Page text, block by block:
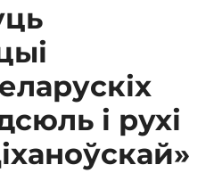
і рухі